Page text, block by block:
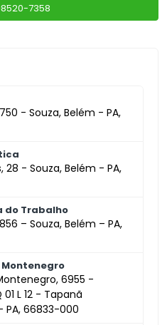
7358
- Souza, Belém - PA,
28 - Souza, Belém - PA,
do Trabalho
– Souza, Belém – PA,
6955 -
L 12 - Tapanã
66833-000